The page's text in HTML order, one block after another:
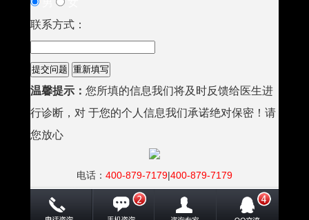
联系方式：
温馨提示： 您所填的信息我们将及时反馈给医生进
行诊断，对 于您的个人信息我们承诺绝对保密！请
您放心
电话： 400-879-7179|400-879-7179
地址：南宁市秀厢大道东段10号（市交警一大队正对面）